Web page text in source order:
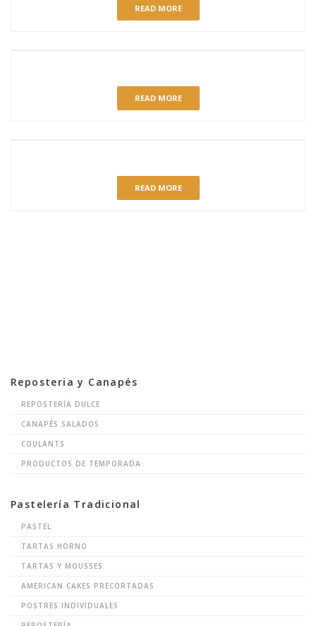
READ MORE
READ MORE
READ MORE
Reposteria y Canapés
REPOSTERÍA DULCE
CANAPÉS SALADOS
COULANTS
PRODUCTOS DE TEMPORADA
Pastelería Tradicional
PASTEL
TARTAS HORNO
TARTAS Y MOUSSES
AMERICAN CAKES PRECORTADAS
POSTRES INDIVIDUALES